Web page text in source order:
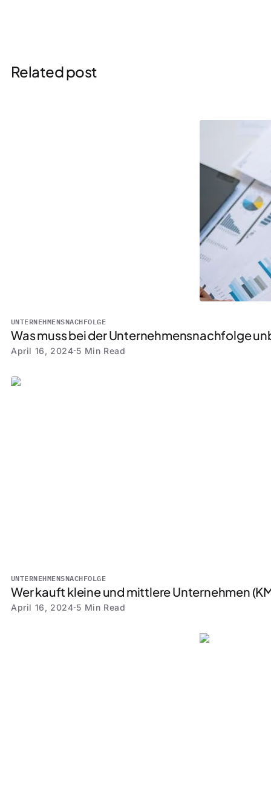
Related post
UNTERNEHMENSNACHFOLGE
Was muss bei der Unternehmensnachfolge
April 16, 2024 5 Min Read
UNTERNEHMENSNACHFOLGE
Wer kauft kleine und mittlere Unternehmen
April 16, 2024 5 Min Read